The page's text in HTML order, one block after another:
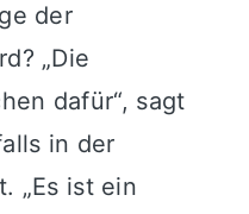
der
„Die
dafür“, sagt
in der
„Es ist ein